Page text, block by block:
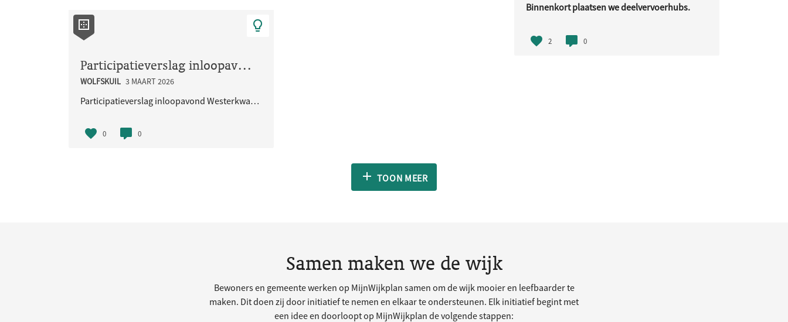
Participatieverslag inloopavond Westerkwartier 29 januari 2026
WOLFSKUIL 3 MAART 2026
Participatieverslag inloopavond Westerkwartier 29 januari 2026
0 0
Binnenkort plaatsen we deelvervoerhubs.
2 0
TOON MEER
Samen maken we de wijk
Bewoners en gemeente werken op MijnWijkplan samen om de wijk mooier en leefbaarder te
maken. Dit doen zij door initiatief te nemen en elkaar te ondersteunen. Elk initiatief begint met
een idee en doorloopt op MijnWijkplan de volgende stappen: